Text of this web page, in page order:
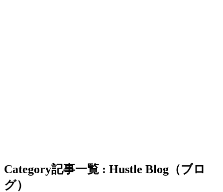
Category記事一覧 : Hustle Blog（ブロ
グ）